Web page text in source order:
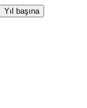
Yıl başına